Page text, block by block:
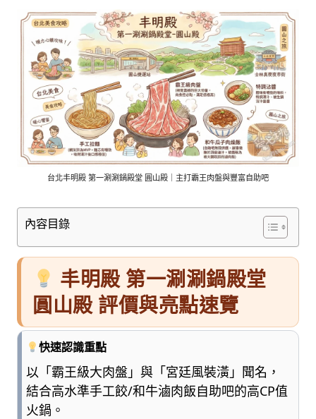
美
通、
資
理
成
清
楚
旅
遊
鑑，
少
台北丰明殿 第一涮涮鍋殿堂 圓山殿｜主打霸王肉盤與豐富自助吧
內容目錄
丰明殿 第一涮涮鍋殿堂
圓山殿 評價與亮點速覽
快速認識重點
以「霸王級大肉盤」與「宮廷風裝潢」聞名，
結合高水準手工餃/和牛滷肉飯自助吧的高CP值
火鍋。